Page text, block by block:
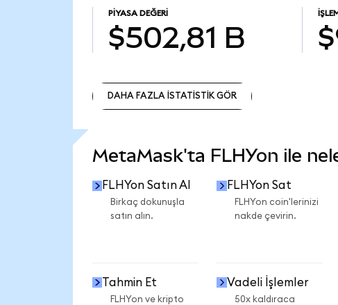
PIYASA DEĞERI
$502,81 B
DAHA FAZLA İSTATİSTİK GÖR
MetaMask'ta FLHYon ile
FLHYon Satın Al
Birkaç dokunuşla
satın alın.
FLHYon Sat
FLHYon coin'lerinizi
nakde çevirin.
Tahmin Et
FLHYon ve kripto
Vadeli İşlemler
50x kaldıraca